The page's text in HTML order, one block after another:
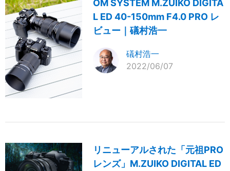
OM SYSTEM M.ZUIKO DIGITA
L ED 40-150mm F4.0 PRO レ
ビュー｜礒村浩一
礒村浩一
2022/06/07
リニューアルされた「元祖PRO
レンズ」M.ZUIKO DIGITAL ED